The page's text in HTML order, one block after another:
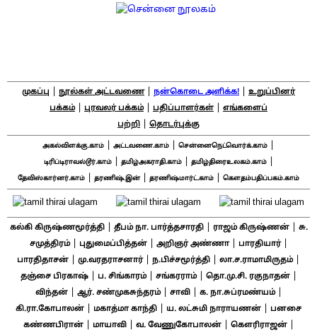
முகப்பு நூல்கள் அட்டவணை| நன்கொடை அளிக்க!
உறுப்பினர்
பக்கம்| புரவலர் பக்கம்| பதிப்பாளர்கள்
எங்களைப்
பற்றி
தொடர்புக்கு
அகல்விளக்கு.காம் அட்டவணை.காம் சென்னைநெட்வொர்க்.காம்
டிரிப்டிராவல்டூர்.காம்| தமிழ்அகராதி.காம்| தமிழ்திரைஉலகம்.காம்|
தேவிஸ்கார்னர்.காம் தரணிஷ்.இன்| தரணிஷ்மார்ட்.காம் கௌதம்பதிப்பகம்.காம்
கல்கி கிருஷ்ணமூர்த்தி| தீபம் நா. பார்த்தசாரதி| ராஜம் கிருஷ்ணன்|
சு.
சமுத்திரம்| புதுமைப்பித்தன்| அறிஞர் அண்ணா| பாரதியார்|
பாரதிதாசன் மு.வரதராசனார்| ந.பிச்சமூர்த்தி லா.ச.ராமாமிருதம்|
தஞ்சை பிரகாஷ்| ப. சிங்காரம்| சங்கரராம்| தொ.மு.சி. ரகுநாதன்|
விந்தன்| ஆர். சண்முகசுந்தரம்| சாவி| க. நா.சுப்ரமண்யம்|
கி.ரா.கோபாலன் மகாத்மா காந்தி ய. லட்சுமி நாராயணன்
பனசை
கண்ணபிரான்| மாயாவி| வ. வேணுகோபாலன்| கௌரிராஜன்|